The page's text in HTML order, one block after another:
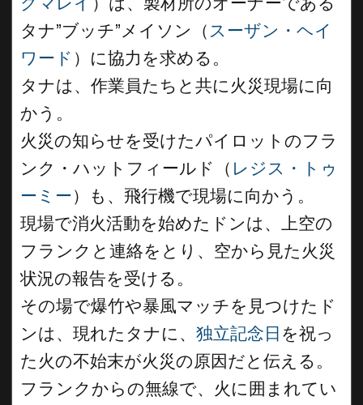
タナ”ブッチ”メイソン（ スーザン・ヘイ
ワード ）に協力を求める。
タナは、作業員たちと共に火災現場に向
かう。
火災の知らせを受けたパイロットのフラ
ンク・ハットフィールド（ レジス・トゥ
ーミー）も、飛行機で現場に向かう。
現場で消火活動を始めたドンは、上空の
フランクと連絡をとり、空から見た火災
状況の報告を受ける。
その場で爆竹や暴風マッチを見つけたド
ンは、現れたタナに、 独立記念日 を祝っ
た火の不始末が火災の原因だと伝える。
フランクからの無線で、火に囲まれてい